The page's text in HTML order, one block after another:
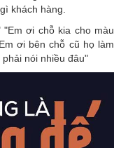
khách hàng.
ơi chỗ kia cho màu
ơi bên chỗ cũ họ làm
nói nhiều đâu"